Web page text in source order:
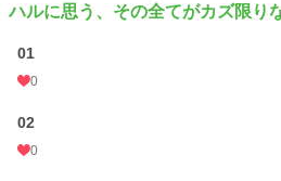
ハルに思う、その全てがカズ限り
01
0
02
0